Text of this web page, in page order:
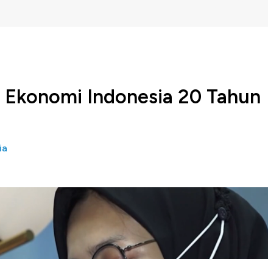
Indonesia 20 Tahun
dikenal dengan bonus demografinya yang bisa mendorong
(PWC) bahkan dalam laporannya yang bertajuk The
Order Change by 2050? memproyeksikan PDB Indonesia
Parity (PPP) akan mencapai USD 5,42 triliun pada 2030.
USD 10,52 triliun pada 2050 dan membawa Indonesia